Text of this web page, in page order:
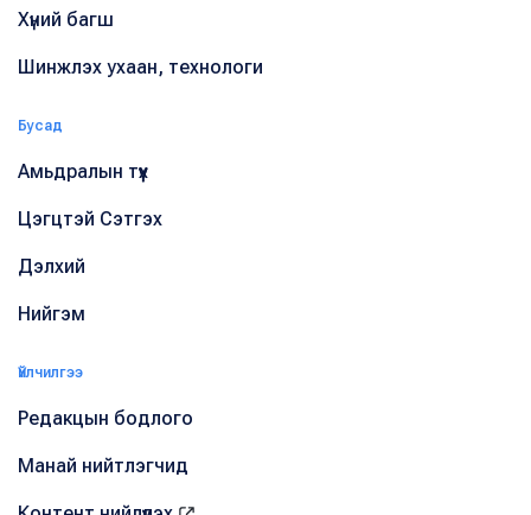
Хүний багш
Шинжлэх ухаан, технологи
Бусад
Амьдралын түүх
Цэгцтэй Сэтгэх
Дэлхий
Нийгэм
Үйлчилгээ
Редакцын бодлого
Манай нийтлэгчид